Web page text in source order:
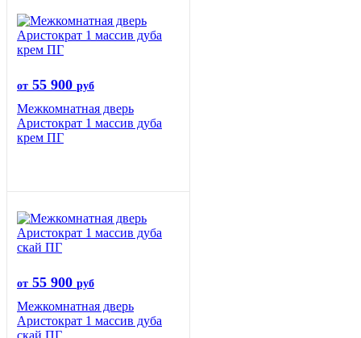
от 55 900 руб
Межкомнатная дверь
Аристократ 1 массив дуба
крем ПГ
от 55 900 руб
Межкомнатная дверь
Аристократ 1 массив дуба